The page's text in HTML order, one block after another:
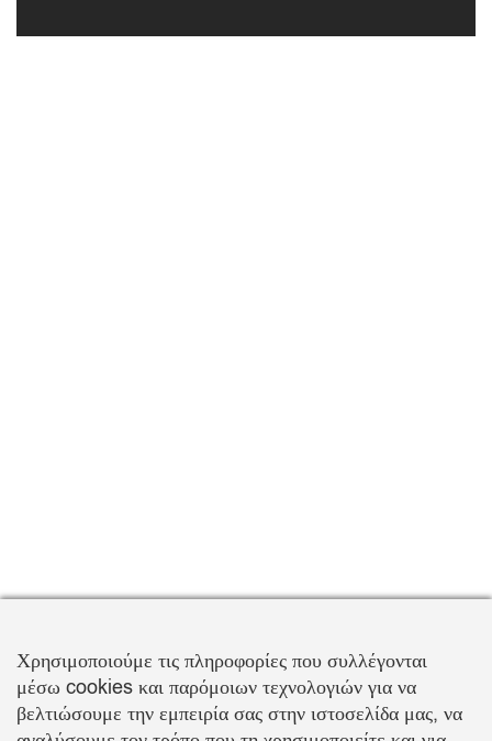
Χρησιμοποιούμε τις πληροφορίες που συλλέγονται
μέσω cookies και παρόμοιων τεχνολογιών για να
βελτιώσουμε την εμπειρία σας στην ιστοσελίδα μας, να